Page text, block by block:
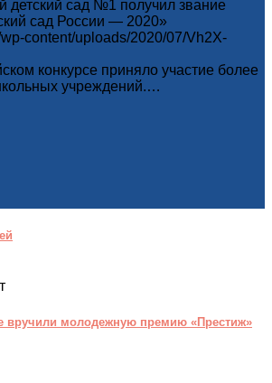
детский сад №1 получил звание
сад России — 2020»
content/uploads/2020/07/Vh2X-
конкурсе приняло участие более
учреждений.…
вручили молодежную премию «Престиж»